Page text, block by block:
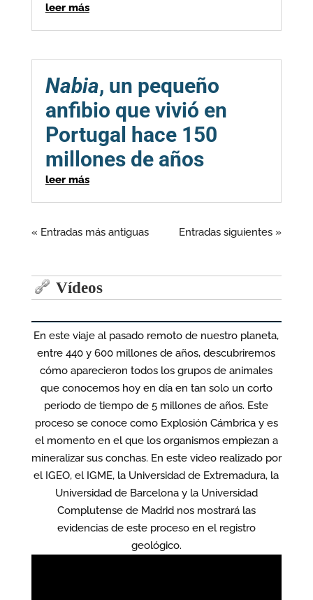
leer más
Nabia, un pequeño
anfibio que vivió en
Portugal hace 150
millones de años
leer más
« Entradas más antiguas Entradas siguientes »
Vídeos
En este viaje al pasado remoto de nuestro planeta,
entre 440 y 600 millones de años, descubriremos
cómo aparecieron todos los grupos de animales
que conocemos hoy en día en tan solo un corto
periodo de tiempo de 5 millones de años. Este
proceso se conoce como Explosión Cámbrica y es
el momento en el que los organismos empiezan a
mineralizar sus conchas. En este video realizado por
el IGEO, el IGME, la Universidad de Extremadura, la
Universidad de Barcelona y la Universidad
Complutense de Madrid nos mostrará las
evidencias de este proceso en el registro
geológico.